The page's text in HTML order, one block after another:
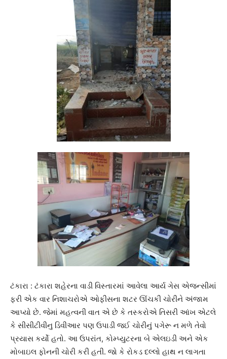
ટંકારા : ટંકારા શહેરના વાડી વિસ્તારમાં આવેલા આર્ય ગેસ એજન્સીમાં
ફરી એક વાર નિશાચરોએ ઓફીસના શટર ઊંચકી ચોરીને અંજામ
આપ્યો છે. જેમાં મહત્વની વાત એ છે કે તસ્કરોએ તિસરી આંખ એટલે
કે સીસીટીવીનુ ડિવીઆર પણ ઉપાડી જઈ ચોરીનું પગેરૂ ન મળે તેવો
પ્રયાસ કર્યો હતો. આ ઉપરાંત, કોમ્પ્યુટરના બે એલઇડી અને એક
મોબાઇલ ફોનની ચોરી કરી હતી. જો કે રોકડ દલ્લો હાથ ન લાગતા